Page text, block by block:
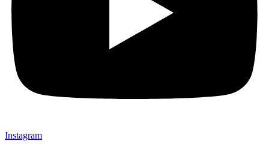
Instagram